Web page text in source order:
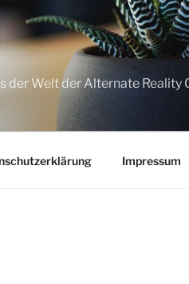
der Welt der Alternate Reality
Impressum